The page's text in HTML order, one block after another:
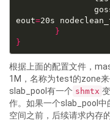
eout=20s
}
}
根据上面的配置文件，
1M，名称为test的zone
slab_pool有一个 shmtx
作。如果一个slab_pool中
空间之前，后续请求内存